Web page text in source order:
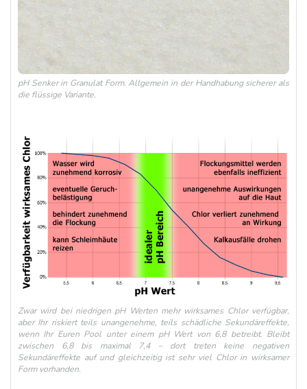
pH Senker in Granulat Form. Allgemein in der Handhabung sicherer als
die flüssige Variante.
Zwar wird bei niedrigen pH Werten mehr wirksames Chlor verfügbar,
aber Ihr riskiert teils unangenehme, teils schädliche Sekundäreffekte,
wenn Ihr Euren Pool unter einem pH Wert von 6,8 betreibt. Bleibt
zwischen 6,8 bis maximal 7,4 – dort treten keine negativen
Sekundäreffekte auf und gleichzeitig ist sehr viel Chlor in wirksamer
Form vorhanden.